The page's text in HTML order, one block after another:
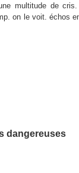
multitude de
on le voit. échos
dangereuses